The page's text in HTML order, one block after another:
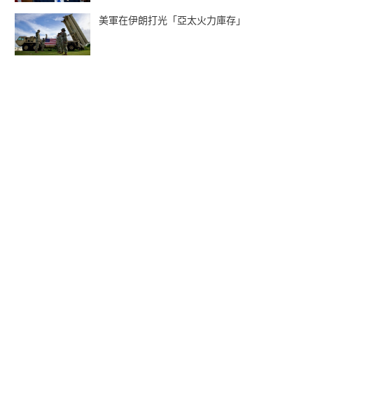
美軍在伊朗打光「亞太火力庫存」